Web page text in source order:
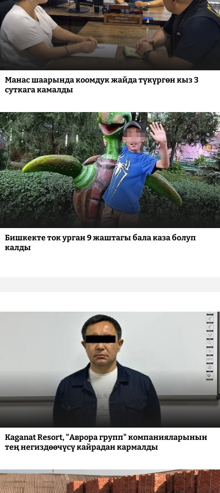
Манас шаарында коомдук жайда түкүргөн кыз 3
суткага камалды
Бишкекте ток урган 9 жаштагы бала каза болуп
калды
Kaganat Resort, "Аврора групп" компанияларынын
тең негиздөөчүсү кайрадан кармалды